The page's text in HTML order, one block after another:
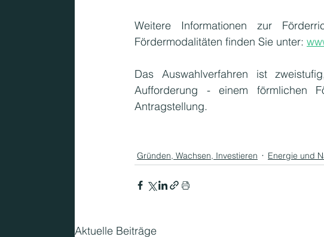
Weitere Informationen zur
Fördermodalitäten finden Sie unter:
Das Auswahlverfahren ist
Aufforderung - einem förmlichen
Antragstellung.
Gründen, Wachsen, Investieren Energie und
Aktuelle Beiträge